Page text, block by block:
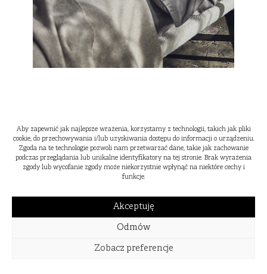
Aby zapewnić jak najlepsze wrażenia, korzystamy z technologii, takich jak pliki
cookie, do przechowywania i/lub uzyskiwania dostępu do informacji o urządzeniu.
Zgoda na te technologie pozwoli nam przetwarzać dane, takie jak zachowanie
podczas przeglądania lub unikalne identyfikatory na tej stronie. Brak wyrażenia
zgody lub wycofanie zgody może niekorzystnie wpłynąć na niektóre cechy i
funkcje.
Akceptuję
Odmów
Zobacz preferencje